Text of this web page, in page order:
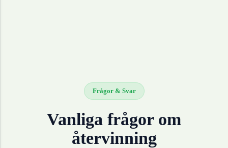
Frågor & Svar
Vanliga frågor om
återvinning